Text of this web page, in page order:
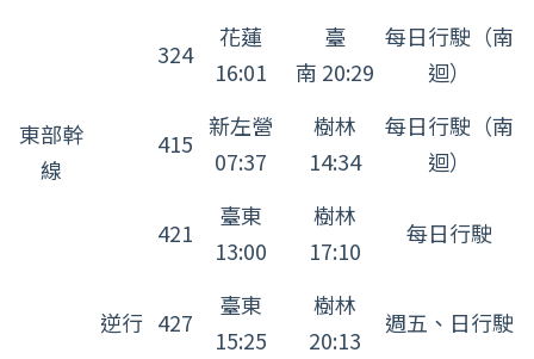
班
東部幹
線
324
花蓮
16:01
臺
南 20:29
每日行駛（南
迴）
逆行
415
新左營
07:37
樹林
14:34
每日行駛（南
迴）
421
臺東
13:00
樹林
17:10
每日行駛
427
臺東
15:25
樹林
20:13
週五、日行駛